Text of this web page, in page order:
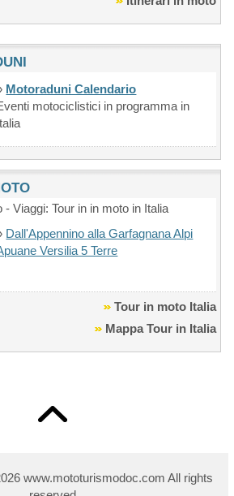
Motoraduni Calendario
motociclistici in programma in
- Viaggi: Tour in in moto in Italia
Dall'Appennino alla Garfagnana Alpi
Versilia 5 Terre
Tour in moto Italia
Mappa Tour in Italia
www.mototurismodoc.com All rights